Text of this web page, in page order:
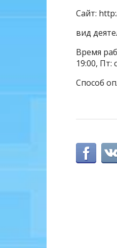
Сайт:
вид
Время
19:00, Пт:
Способ